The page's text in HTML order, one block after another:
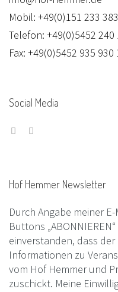
Mobil: +49(0)151 233
Telefon: +49(0)5452 240
Fax: +49(0)5452 935 930
Social Media
Hof Hemmer Newsletter
Durch Angabe meiner
Buttons
einverstanden, dass
Informationen zu
vom Hof Hemmer und
zuschickt. Meine